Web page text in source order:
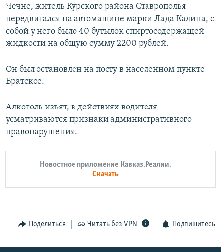
Чечне, житель Курского района Ставрополья
передвигался на автомашине марки Лада Калина, с
собой у него было 40 бутылок спиртосодержащей
жидкости на общую сумму 2200 рублей.
Он был остановлен на посту в населенном пункте
Братское.
Алкоголь изъят, в действиях водителя
усматриваются признаки административного
правонарушения.
Новостное приложение Кавказ.Реалии.
Скачать
Поделиться Читать без VPN Подпишитесь